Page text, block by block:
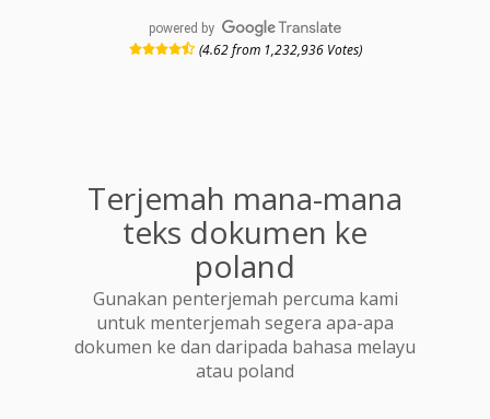
powered by
(4.62 from 1,232,936 Votes)
Terjemah mana-mana
teks dokumen ke
poland
Gunakan penterjemah percuma kami
untuk menterjemah segera apa-apa
dokumen ke dan daripada bahasa melayu
atau poland